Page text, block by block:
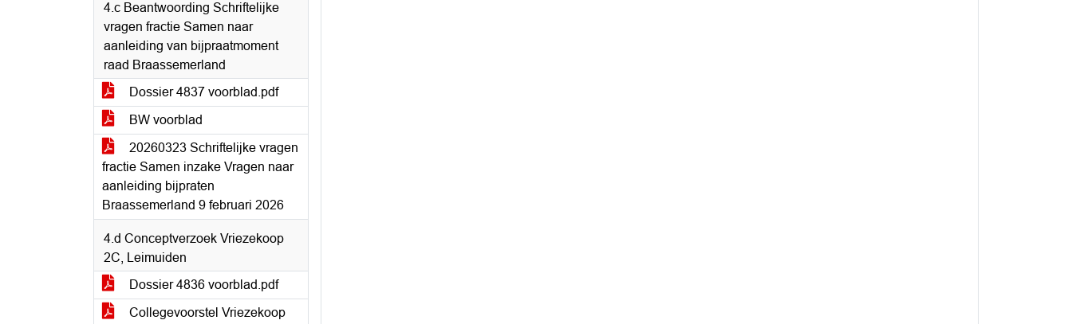
4.c Beantwoording Schriftelijke
vragen fractie Samen naar
aanleiding van bijpraatmoment
raad Braassemerland
Dossier 4837 voorblad.pdf
BW voorblad
20260323 Schriftelijke vragen
fractie Samen inzake Vragen naar
aanleiding bijpraten
Braassemerland 9 februari 2026
4.d Conceptverzoek Vriezekoop
2C, Leimuiden
Dossier 4836 voorblad.pdf
Collegevoorstel Vriezekoop